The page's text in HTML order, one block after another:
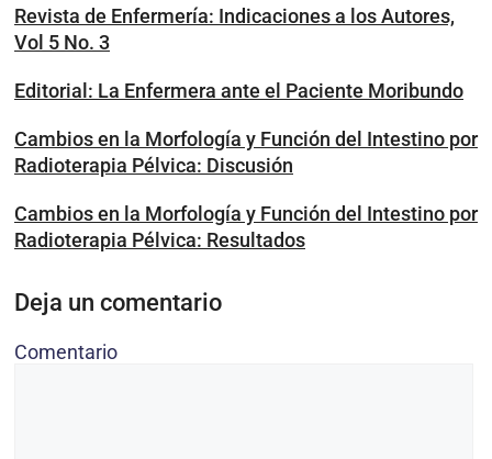
Revista de Enfermería: Indicaciones a los Autores,
Vol 5 No. 3
Editorial: La Enfermera ante el Paciente Moribundo
Cambios en la Morfología y Función del Intestino por
Radioterapia Pélvica: Discusión
Cambios en la Morfología y Función del Intestino por
Radioterapia Pélvica: Resultados
Deja un comentario
Comentario